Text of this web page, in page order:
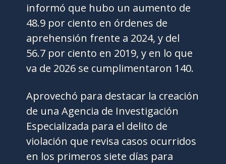
informó que hubo un aumento de
48.9 por ciento en órdenes de
aprehensión frente a 2024, y del
56.7 por ciento en 2019, y en lo que
va de 2026 se cumplimentaron 140.
Aprovechó para destacar la creación
de una Agencia de Investigación
Especializada para el delito de
violación que revisa casos ocurridos
en los primeros siete días para